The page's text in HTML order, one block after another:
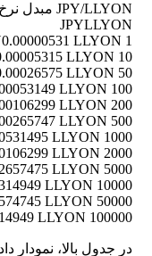
JPY/LLYON مبدل نرخ ارز
JPYLLYON
1 JPY
0.00000531 LLYON
10 JPY
LLYON
50 JPY
LLYON
100 JPY
LLYON
200 JPY
LLYON
500 JPY
LLYON
1000 JPY
LLYON
2000 JPY
LLYON
5000 JPY
LLYON
10000 JPY
LLYON
50000 JPY
LLYON
100000 JPY
LLYON